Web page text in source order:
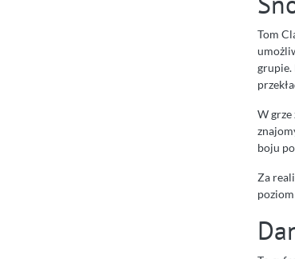
Tom
grupie.
W grze
boju
Za